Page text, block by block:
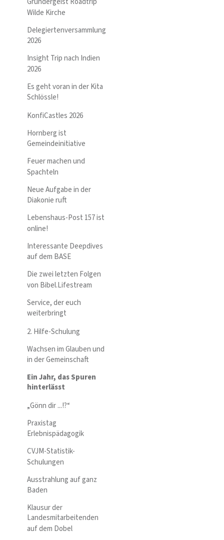
Wilde Kirche
Delegiertenversammlung
2026
Insight Trip nach Indien
2026
Es geht voran in der Kita
Schlössle!
KonfiCastles 2026
Hornberg ist
Gemeindeinitiative
Feuer machen und
Spachteln
Neue Aufgabe in der
Diakonie ruft
Lebenshaus-Post 157 ist
online!
Interessante Deepdives
auf dem BASE
Die zwei letzten Folgen
von Bibel.Lifestream
Service, der euch
weiterbringt
2. Hilfe-Schulung
Wachsen im Glauben und
in der Gemeinschaft
Ein Jahr, das Spuren
hinterlässt
„Gönn dir ...!?“
Praxistag
Erlebnispädagogik
CVJM-Statistik-
Schulungen
Ausstrahlung auf ganz
Baden
Klausur der
Landesmitarbeitenden
auf dem Dobel